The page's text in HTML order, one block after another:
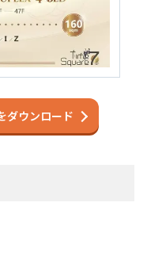
ダウンロード